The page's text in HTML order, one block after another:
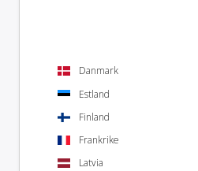
Danmark
Estland
Finland
Frankrike
Latvia